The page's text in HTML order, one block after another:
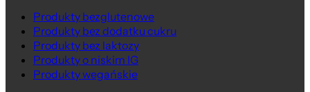
Produkty bezglutenowe
Produkty bez dodatku cukru
Produkty bez laktozy
Produkty o niskim IG
Produkty wegańskie